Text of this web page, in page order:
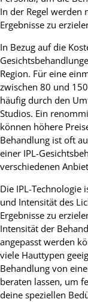
In der Regel werden
Ergebnisse zu
In Bezug auf die
Region. Für eine
zwischen 80 und
häufig durch den
Studios. Ein
können höhere
Behandlung ist oft
einer IPL-
verschiedenen
Die IPL-Technologie
und Intensität des
Ergebnisse zu
Intensität der
angepasst werden
viele Hauttypen
Behandlung von
beraten lassen, um
deine speziellen